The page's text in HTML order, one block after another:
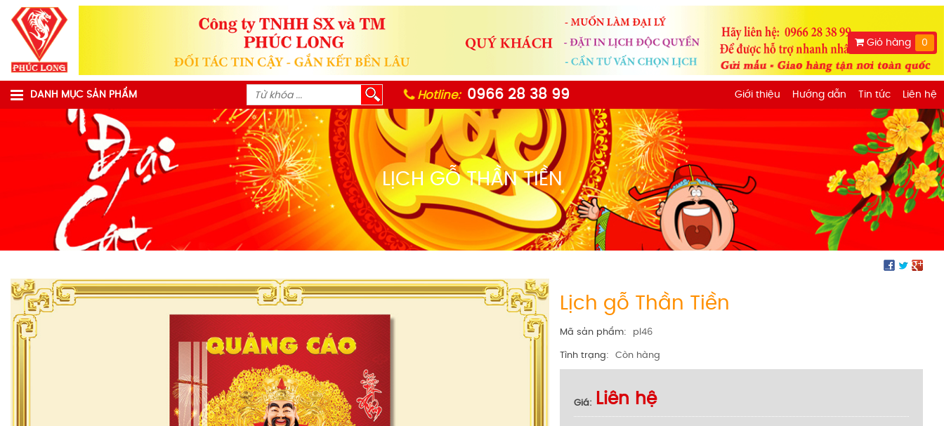
Giỏ hàng 0
DANH MỤC SẢN PHẨM Hotline: 0966 28 38 99 Giới thiệu Hướng dẫn Tin tức Liên hệ
LỊCH GỖ THẦN TIỀN
Lịch gỗ Thần Tiền
Mã sản phẩm
pl46
Tình trạng
Còn hàng
Giá Liên hệ